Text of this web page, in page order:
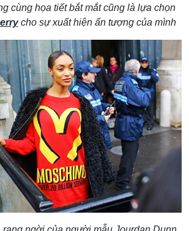
cùng họa tiết bắt mắt cũng là lựa chọn
cho sự xuất hiện ấn tượng của mình